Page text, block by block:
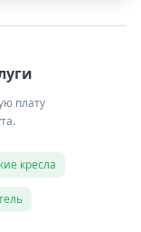
плату
кресла